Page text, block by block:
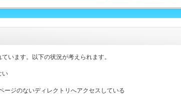
います。以下の状況が考えられます。
い
ージのないディレクトリへアクセスしている